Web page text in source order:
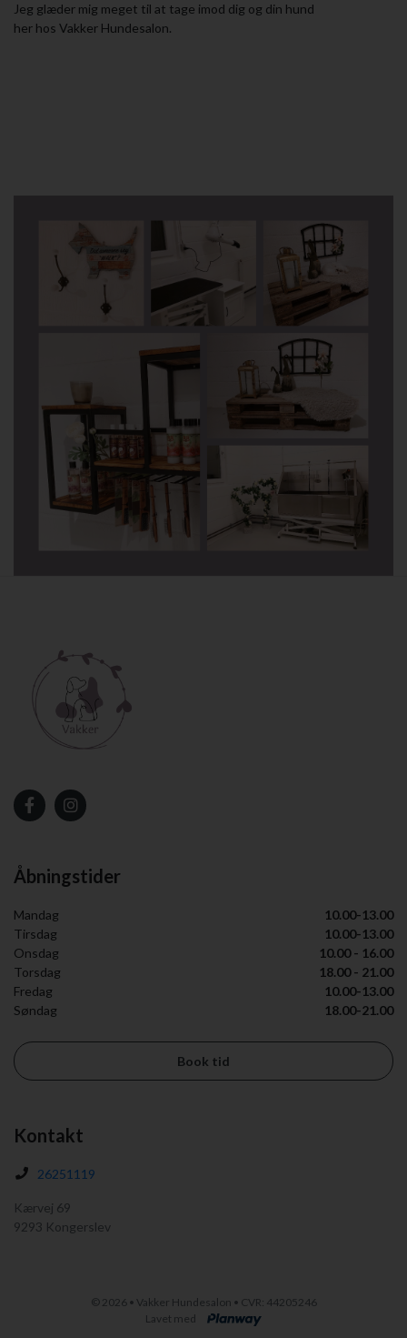
Jeg glæder mig meget til at tage imod dig og din hund
her hos Vakker Hundesalon.
Åbningstider
Mandag
10.00-13.00
Tirsdag
10.00-13.00
Onsdag
10.00 - 16.00
Torsdag
18.00 - 21.00
Fredag
10.00-13.00
Søndag
18.00-21.00
Book tid
Kontakt
26251119
Kærvej 69
9293 Kongerslev
© 2026 • Vakker Hundesalon • CVR: 44205246
Lavet med